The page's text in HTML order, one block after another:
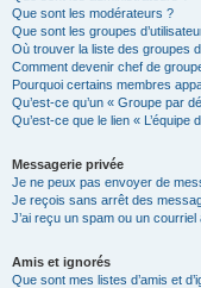
Que sont les modérateurs ?
Que sont les groupes
Où trouver la liste des groupes
Comment devenir chef de
Pourquoi certains membres
Qu’est-ce qu’un « Groupe par
Qu’est-ce que le lien « L’équipe
Messagerie privée
Je ne peux pas envoyer de
Je reçois sans arrêt des
J’ai reçu un spam ou un
Amis et ignorés
Que sont mes listes d’amis et